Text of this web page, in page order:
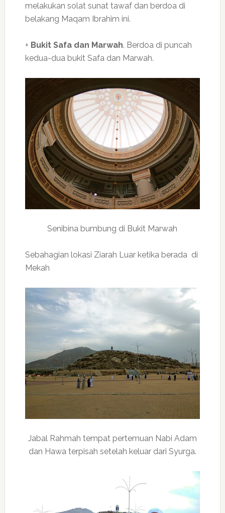
melakukan solat sunat tawaf dan berdoa di
belakang Maqam Ibrahim ini.
+ Bukit Safa dan Marwah. Berdoa di puncah
kedua-dua bukit Safa dan Marwah.
Senibina bumbung di Bukit Marwah
Sebahagian lokasi Ziarah Luar ketika berada di
Mekah
Jabal Rahmah tempat pertemuan Nabi Adam
dan Hawa terpisah setelah keluar dari Syurga.